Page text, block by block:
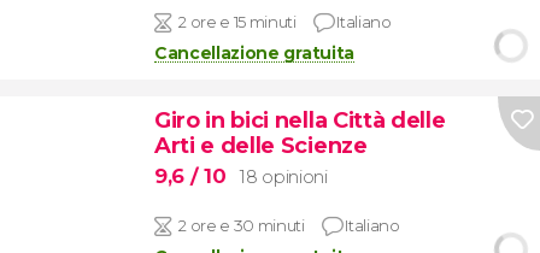
2 ore e 15 minuti Italiano
Cancellazione gratuita
Giro in bici nella Città delle
Arti e delle Scienze
9,6 / 10 18 opinioni
2 ore e 30 minuti Italiano